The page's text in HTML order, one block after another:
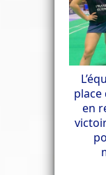
place
en